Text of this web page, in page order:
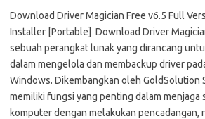
Download Driver Magician Free v6.5 Full
Installer [Portable] Download Driver
sebuah perangkat lunak yang dirancang
dalam mengelola dan membackup driver
Windows. Dikembangkan oleh GoldSolution
memiliki fungsi yang penting dalam menjaga
komputer dengan melakukan pencadangan,